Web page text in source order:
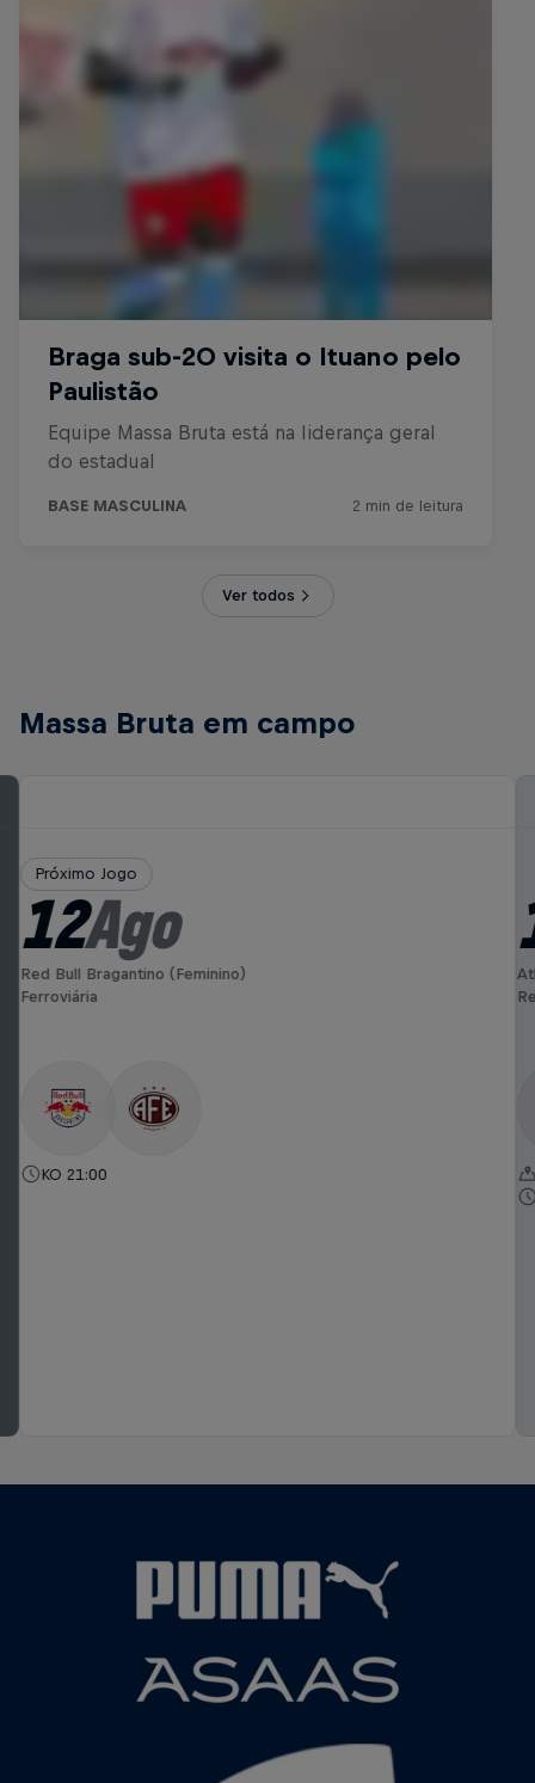
Ver todos
Massa Bruta em campo
Próximo Jogo
12Ago
Red Bull Bragantino (Feminino)
Ferroviária
KO 21:00